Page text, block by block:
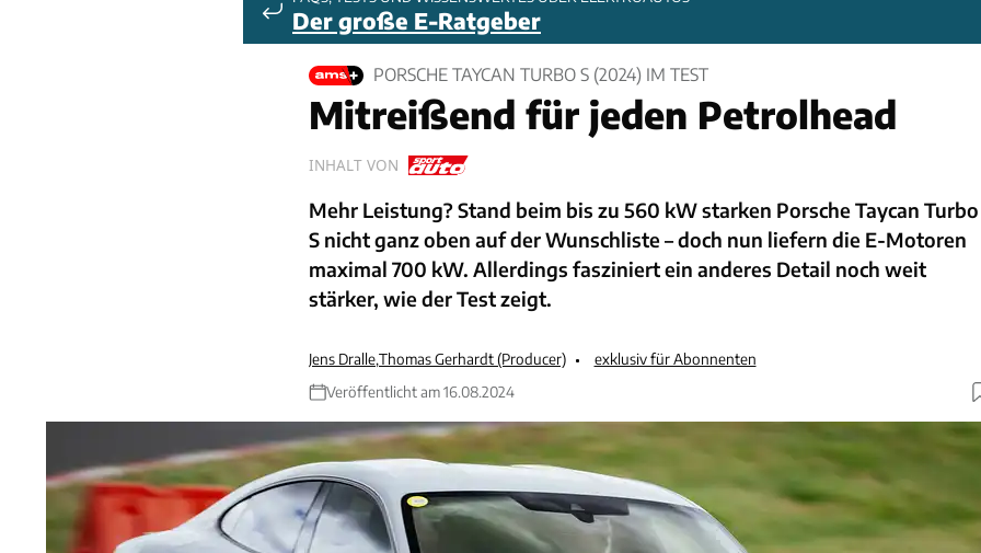
Der große E-Ratgeber
PORSCHE TAYCAN TURBO S (2024) IM TEST
Mitreißend für jeden Petrolhead
INHALT VON
Mehr Leistung? Stand beim bis zu 560 kW starken Porsche Taycan Turbo
S nicht ganz oben auf der Wunschliste – doch nun liefern die E-Motoren
maximal 700 kW. Allerdings fasziniert ein anderes Detail noch weit
stärker, wie der Test zeigt.
Jens Dralle,Thomas Gerhardt (Producer)
exklusiv für Abonnenten
Veröffentlicht am 16.08.2024